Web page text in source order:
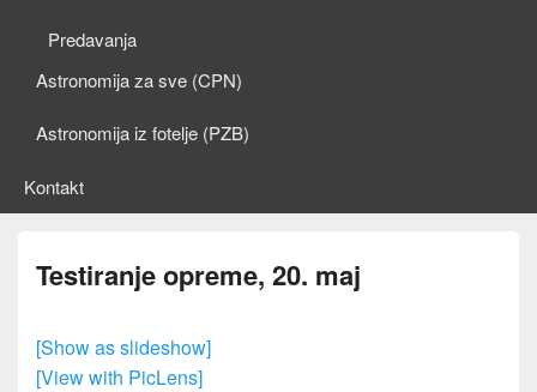
Predavanja
Astronomija za sve (CPN)
Astronomija iz fotelje (PZB)
Kontakt
Testiranje opreme, 20. maj
[Show as slideshow]
[View with PicLens]